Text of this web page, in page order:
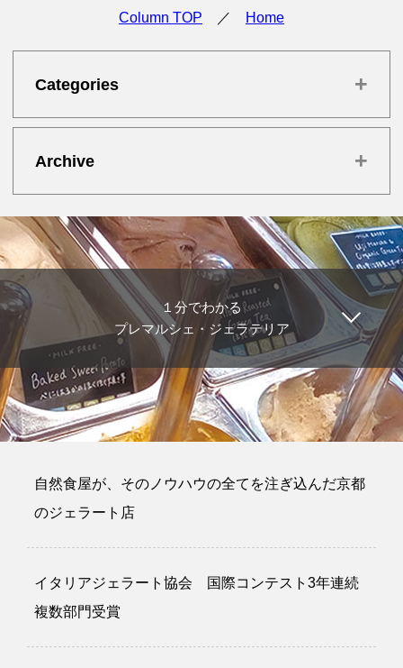
Column TOP ／ Home
Categories +
Archive +
１分でわかる
プレマルシェ・ジェラテリア
自然食屋が、そのノウハウの全てを注ぎ込んだ京都
のジェラート店
イタリアジェラート協会 国際コンテスト3年連続
複数部門受賞